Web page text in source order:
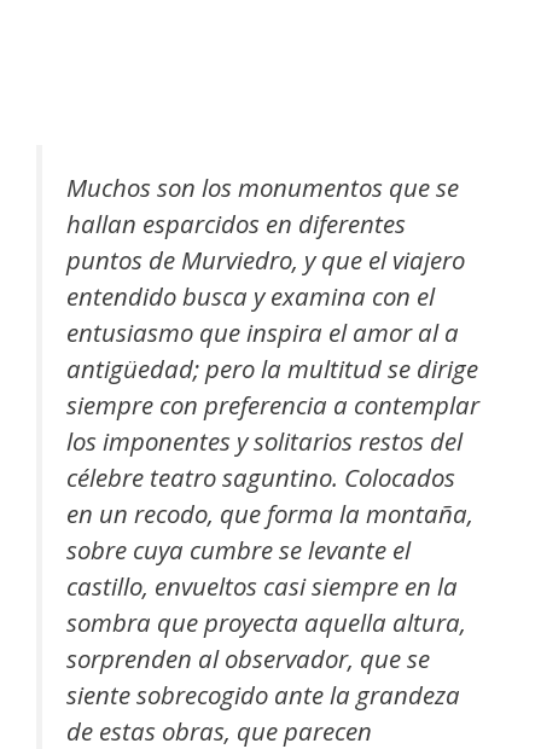
Muchos son los monumentos que se
hallan esparcidos en diferentes
puntos de Murviedro, y que el viajero
entendido busca y examina con el
entusiasmo que inspira el amor al a
antigüedad; pero la multitud se dirige
siempre con preferencia a contemplar
los imponentes y solitarios restos del
célebre teatro saguntino. Colocados
en un recodo, que forma la montaña,
sobre cuya cumbre se levante el
castillo, envueltos casi siempre en la
sombra que proyecta aquella altura,
sorprenden al observador, que se
siente sobrecogido ante la grandeza
de estas obras, que parecen